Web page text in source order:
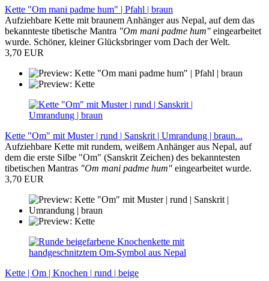
Kette "Om mani padme hum" | Pfahl | braun
Aufziehbare Kette mit braunem Anhänger aus Nepal, auf dem das
bekannteste tibetische Mantra "Om mani padme hum" eingearbeitet
wurde. Schöner, kleiner Glücksbringer vom Dach der Welt.
3,70 EUR
Kette "Om" mit Muster | rund | Sanskrit | Umrandung | braun...
Aufziehbare Kette mit rundem, weißem Anhänger aus Nepal, auf
dem die erste Silbe "Om" (Sanskrit Zeichen) des bekanntesten
tibetischen Mantras "Om mani padme hum" eingearbeitet wurde.
3,70 EUR
Kette | Om | Knochen | rund | beige